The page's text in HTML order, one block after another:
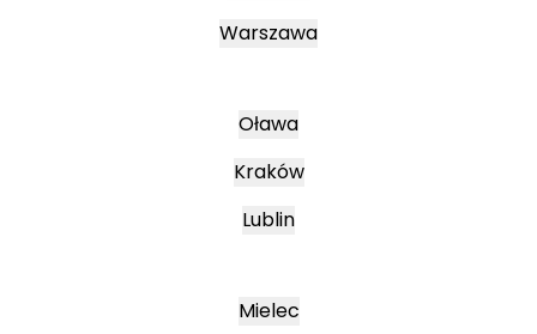
Warszawa
Oława
Kraków
Lublin
Mielec